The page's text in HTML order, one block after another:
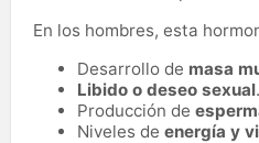
En los hombres, esta
Desarrollo de masa
Libido o deseo sexual.
Producción de
Niveles de energía y